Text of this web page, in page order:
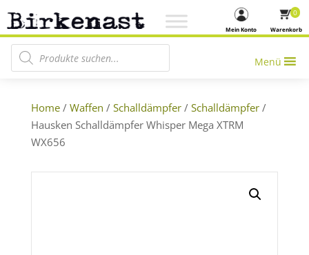
Warenkorb
0
Mein Konto
Products search
Menü
Home/ Waffen / Schalldämpfer/ Schalldämpfer/
Hausken Schalldämpfer Whisper Mega XTRM
WX656